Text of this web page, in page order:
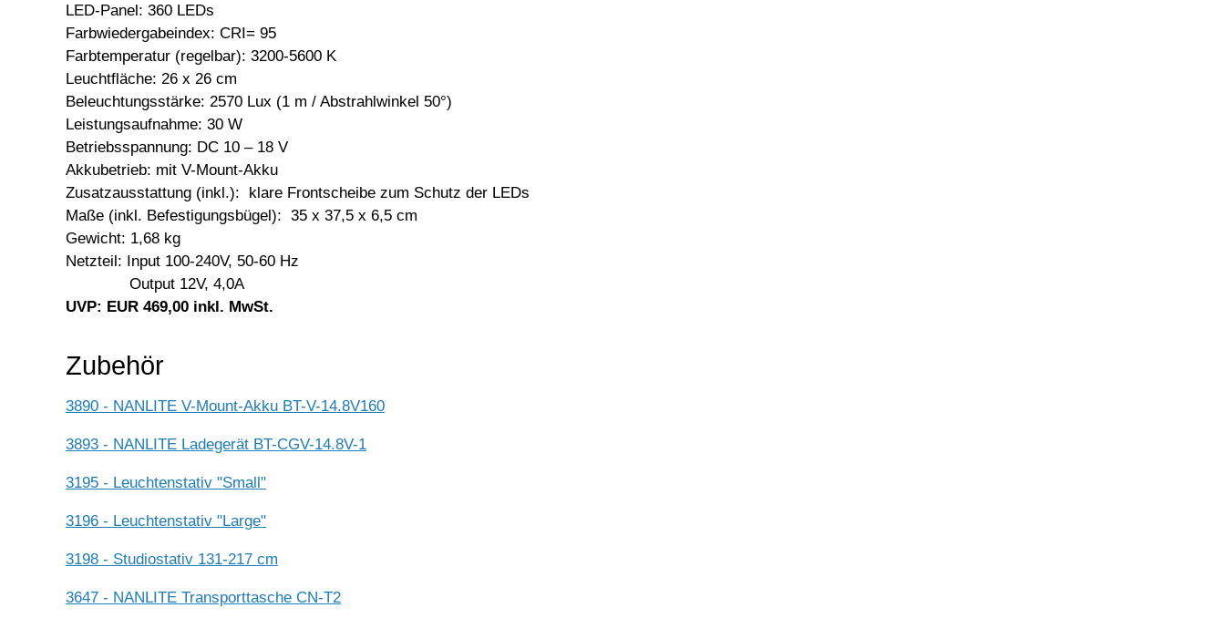
LED-Panel: 360 LEDs
Farbwiedergabeindex: CRI= 95
Farbtemperatur (regelbar): 3200-5600 K
Leuchtfläche: 26 x 26 cm
Beleuchtungsstärke: 2570 Lux (1 m / Abstrahlwinkel 50°)
Leistungsaufnahme: 30 W
Betriebsspannung: DC 10 – 18 V
Akkubetrieb: mit V-Mount-Akku
Zusatzausstattung (inkl.): klare Frontscheibe zum Schutz der LEDs
Maße (inkl. Befestigungsbügel): 35 x 37,5 x 6,5 cm
Gewicht: 1,68 kg
Netzteil: Input 100-240V, 50-60 Hz
Output 12V, 4,0A
UVP: EUR 469,00 inkl. MwSt.
Zubehör
3890 - NANLITE V-Mount-Akku BT-V-14.8V160
3893 - NANLITE Ladegerät BT-CGV-14.8V-1
3195 - Leuchtenstativ "Small"
3196 - Leuchtenstativ "Large"
3198 - Studiostativ 131-217 cm
3647 - NANLITE Transporttasche CN-T2